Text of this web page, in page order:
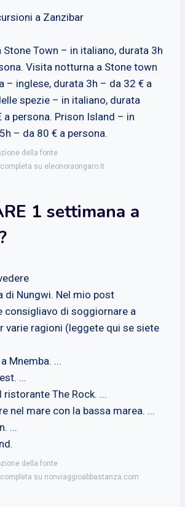
a Zanzibar
Town – in italiano, durata 3h
Visita notturna a Stone town
– inglese, durata 3h – da 32 € a
spezie – in italiano, durata
a persona. Prison Island – in
– da 80 € a persona.
della fonte
su eleonoraongaro.it
1 settimana a
di Nungwi. Nel mio post
consigliavo di soggiornare a
varie ragioni (leggete qui se siete
Mnemba. ...
...
ristorante The Rock. ...
nel mare con la bassa marea. ...
...
della fonte
su nonviaggioabbastanza.com